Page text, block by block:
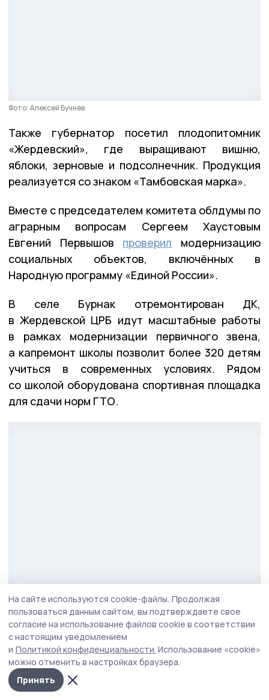
Фото: Алексей Бучнев
Также губернатор посетил плодопитомник
«Жердевский», где выращивают вишню,
яблоки, зерновые и подсолнечник. Продукция
реализуется со знаком «Тамбовская марка».
Вместе с председателем комитета облдумы по
аграрным вопросам Сергеем Хаустовым
Евгений Первышов проверил модернизацию
социальных объектов, включённых в
Народную программу «Единой России».
В селе Бурнак отремонтирован ДК,
в Жердевской ЦРБ идут масштабные работы
в рамках модернизации первичного звена,
а капремонт школы позволит более 320 детям
учиться в современных условиях. Рядом
со школой оборудована спортивная площадка
для сдачи норм ГТО.
Фото: Алексей Бучнев
Губернатор проверил и исполнение поручения
по капремонту крыши на улице Советской
в Жердевке. Подрядчик выполнил работы
в полном объёме и раньше обещанного срока.
На сайте используются cookie-файлы. Продолжая
пользоваться данным сайтом, вы подтверждаете свое
согласие на использование файлов cookie в соответствии
с настоящим уведомлением
и Политикой конфиденциальности. Использование «cookie»
можно отменить в настройках браузера.
Принять